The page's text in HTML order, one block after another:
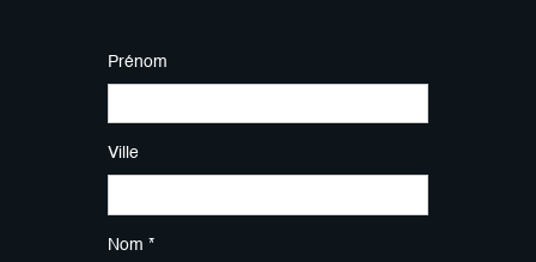
Prénom
Ville
Nom *